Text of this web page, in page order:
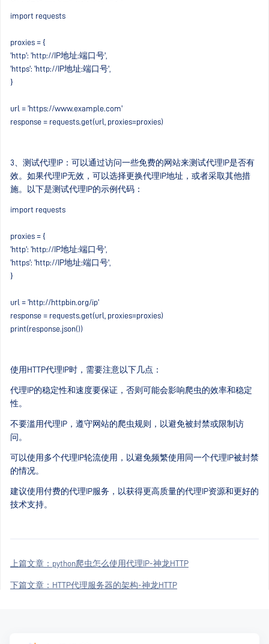
import requests
proxies = {
'http': 'http://IP地址:端口号',
'https': 'http://IP地址:端口号',
}
url = 'https://www.example.com'
response = requests.get(url, proxies=proxies)
3、测试代理IP：可以通过访问一些免费的网站来测试代理IP是否有
效。如果代理IP无效，可以选择更换代理IP地址，或者采取其他措
施。以下是测试代理IP的示例代码：
import requests
proxies = {
'http': 'http://IP地址:端口号',
'https': 'http://IP地址:端口号',
}
url = 'http://httpbin.org/ip'
response = requests.get(url, proxies=proxies)
print(response.json())
使用HTTP代理IP时，需要注意以下几点：
代理IP的稳定性和速度要保证，否则可能会影响爬虫的效率和稳定
性。
不要滥用代理IP，遵守网站的爬虫规则，以避免被封禁或限制访
问。
可以使用多个代理IP轮流使用，以避免频繁使用同一个代理IP被封禁
的情况。
建议使用付费的代理IP服务，以获得更高质量的代理IP资源和更好的
技术支持。
上篇文章： python爬虫怎么使用代理IP-神龙HTTP
下篇文章： HTTP代理服务器的架构-神龙HTTP